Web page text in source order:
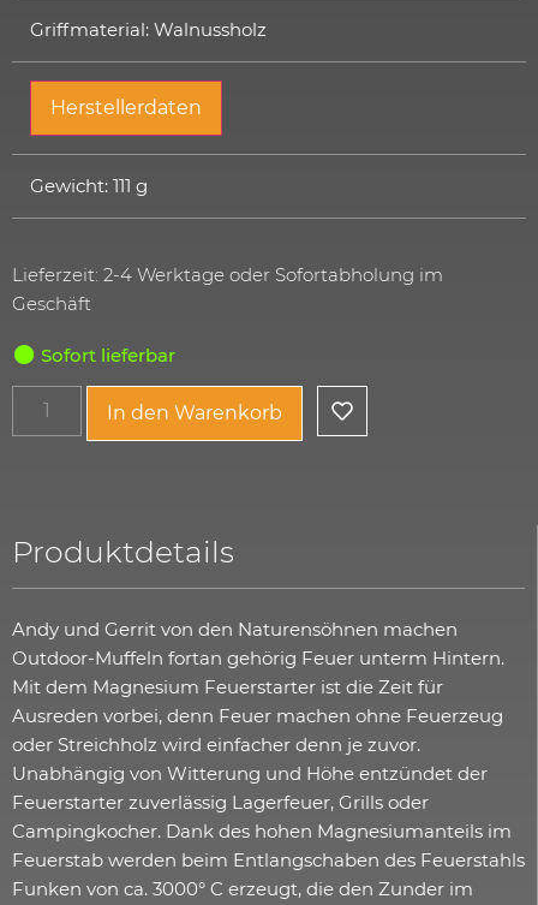
Griffmaterial: Walnussholz
Herstellerdaten
Gewicht: 111 g
Lieferzeit: 2-4 Werktage oder Sofortabholung im
Geschäft
Sofort lieferbar
In den Warenkorb
Produktdetails
Andy und Gerrit von den Naturensöhnen machen
Outdoor-Muffeln fortan gehörig Feuer unterm Hintern.
Mit dem Magnesium Feuerstarter ist die Zeit für
Ausreden vorbei, denn Feuer machen ohne Feuerzeug
oder Streichholz wird einfacher denn je zuvor.
Unabhängig von Witterung und Höhe entzündet der
Feuerstarter zuverlässig Lagerfeuer, Grills oder
Campingkocher. Dank des hohen Magnesiumanteils im
Feuerstab werden beim Entlangschaben des Feuerstahls
Funken von ca. 3000° C erzeugt, die den Zunder im